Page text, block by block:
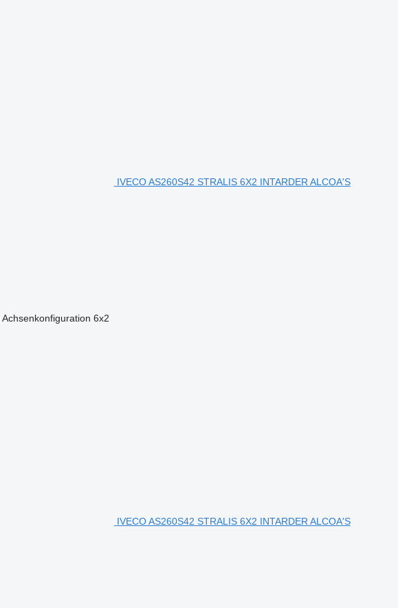
IVECO AS260S42 STRALIS 6X2 INTARDER ALCOA'S
Achsenkonfiguration 6x2
IVECO AS260S42 STRALIS 6X2 INTARDER ALCOA'S